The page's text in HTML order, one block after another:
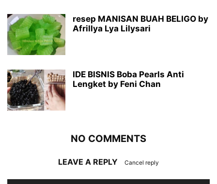
resep MANISAN BUAH BELIGO by
Afrillya Lya Lilysari
IDE BISNIS Boba Pearls Anti
Lengket by Feni Chan
NO COMMENTS
LEAVE A REPLY Cancel reply